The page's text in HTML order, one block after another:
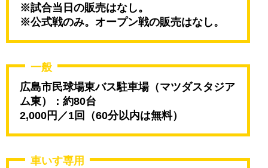
※試合当日の販売はなし。
※公式戦のみ。オープン戦の販売はなし。
一般
広島市民球場東バス駐車場（マツダスタジア
ム東）：約80台
2,000円／1回（60分以内は無料）
車いす専用